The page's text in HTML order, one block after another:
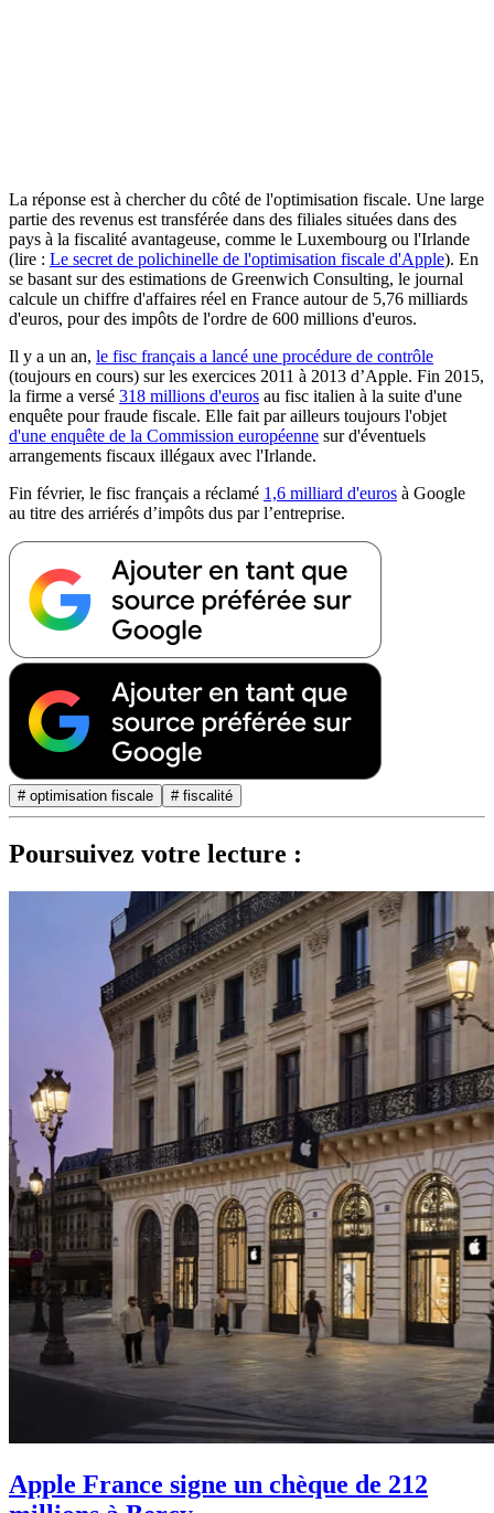
La réponse est à chercher du côté de l'optimisation fiscale. Une large
partie des revenus est transférée dans des filiales situées dans des
pays à la fiscalité avantageuse, comme le Luxembourg ou l'Irlande
(lire : Le secret de polichinelle de l'optimisation fiscale d'Apple). En
se basant sur des estimations de Greenwich Consulting, le journal
calcule un chiffre d'affaires réel en France autour de 5,76 milliards
d'euros, pour des impôts de l'ordre de 600 millions d'euros.
Il y a un an, le fisc français a lancé une procédure de contrôle
(toujours en cours) sur les exercices 2011 à 2013 d’Apple. Fin 2015,
la firme a versé 318 millions d'euros au fisc italien à la suite d'une
enquête pour fraude fiscale. Elle fait par ailleurs toujours l'objet
d'une enquête de la Commission européenne sur d'éventuels
arrangements fiscaux illégaux avec l'Irlande.
Fin février, le fisc français a réclamé 1,6 milliard d'euros à Google
au titre des arriérés d’impôts dus par l’entreprise.
# optimisation fiscale # fiscalité
Poursuivez votre lecture :
Apple France signe un chèque de 212